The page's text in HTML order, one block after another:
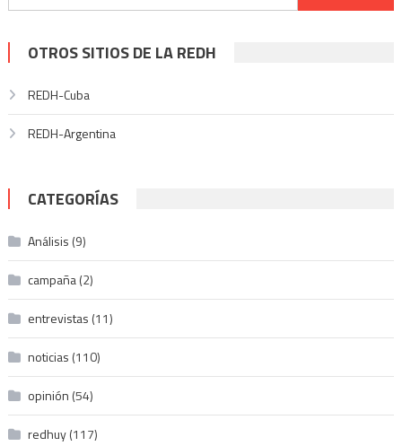
entradas
OTROS SITIOS DE LA REDH
REDH-Cuba
REDH-Argentina
CATEGORÍAS
Análisis (9)
campaña(2)
entrevistas (11)
noticias (110)
opinión (54)
redhuy(117)